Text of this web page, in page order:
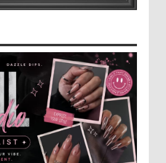
Indonesia Lawan Vietnam
sepakbola antara Tim
dan Vietnam tidak dilewatkan
bola, termasuk karang
Kedua Pertahankan Grup
Agar Tetap Eksis
Setia Kawan dari Jember,